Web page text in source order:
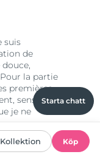
Starta chatt
Kollektion Köp